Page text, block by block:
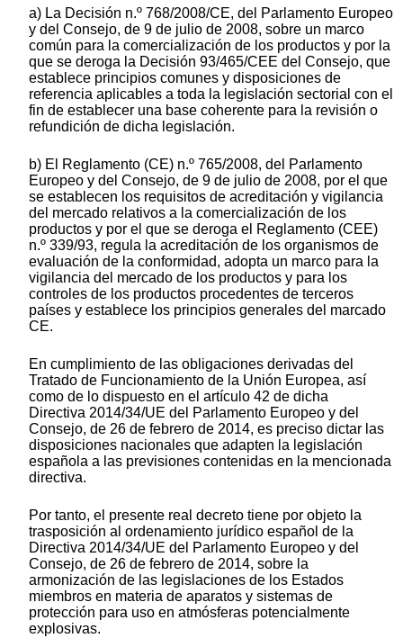
a) La Decisión n.º 768/2008/CE, del Parlamento Europeo
y del Consejo, de 9 de julio de 2008, sobre un marco
común para la comercialización de los productos y por la
que se deroga la Decisión 93/465/CEE del Consejo, que
establece principios comunes y disposiciones de
referencia aplicables a toda la legislación sectorial con el
fin de establecer una base coherente para la revisión o
refundición de dicha legislación.
b) El Reglamento (CE) n.º 765/2008, del Parlamento
Europeo y del Consejo, de 9 de julio de 2008, por el que
se establecen los requisitos de acreditación y vigilancia
del mercado relativos a la comercialización de los
productos y por el que se deroga el Reglamento (CEE)
n.º 339/93, regula la acreditación de los organismos de
evaluación de la conformidad, adopta un marco para la
vigilancia del mercado de los productos y para los
controles de los productos procedentes de terceros
países y establece los principios generales del marcado
CE.
En cumplimiento de las obligaciones derivadas del
Tratado de Funcionamiento de la Unión Europea, así
como de lo dispuesto en el artículo 42 de dicha
Directiva 2014/34/UE del Parlamento Europeo y del
Consejo, de 26 de febrero de 2014, es preciso dictar las
disposiciones nacionales que adapten la legislación
española a las previsiones contenidas en la mencionada
directiva.
Por tanto, el presente real decreto tiene por objeto la
trasposición al ordenamiento jurídico español de la
Directiva 2014/34/UE del Parlamento Europeo y del
Consejo, de 26 de febrero de 2014, sobre la
armonización de las legislaciones de los Estados
miembros en materia de aparatos y sistemas de
protección para uso en atmósferas potencialmente
explosivas.